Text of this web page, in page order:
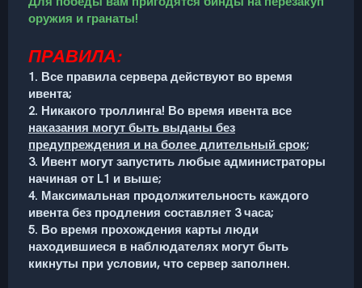
оружия и гранаты!
ПРАВИЛА:
1. Все правила сервера действуют во время
ивента;
2. Никакого троллинга! Во время ивента все
наказания могут быть выданы без
предупреждения и на более длительный срок;
3. Ивент могут запустить любые администраторы
начиная от L1 и выше;
4. Максимальная продолжительность каждого
ивента без продления составляет 3 часа;
5. Во время прохождения карты люди
находившиеся в наблюдателях могут быть
кикнуты при условии, что сервер заполнен.